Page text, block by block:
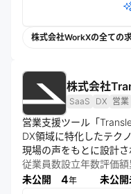
株式会社WorkXの全ての
株式会社
SaaS DX 営業
営業支援ツール「
DX領域に特化したテク
現場の声をもとに設計
軟なカスタマイズ機能を
構成とスマホ対応により
従業員数
未公開
設立年数
4年
評価額
未公開